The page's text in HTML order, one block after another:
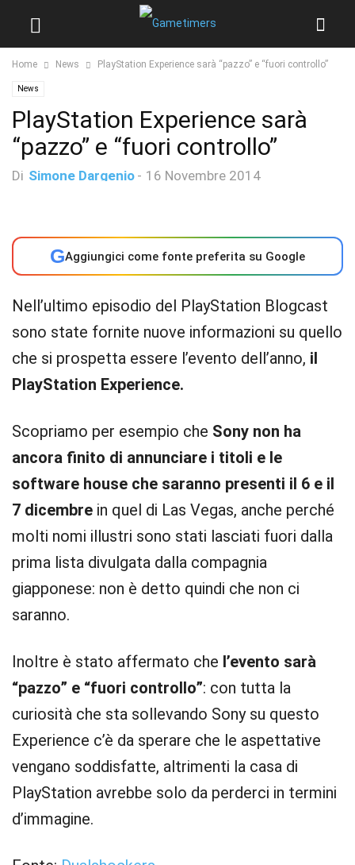
Home News PlayStation Experience sarà “pazzo” e “fuori controllo”
News
PlayStation Experience sarà
“pazzo” e “fuori controllo”
Di Simone Dargenio - 16 Novembre 2014
GAggiungici come fonte preferita su Google
Nell’ultimo episodio del PlayStation Blogcast
sono state fornite nuove informazioni su quello
che si prospetta essere l’evento dell’anno, il
PlayStation Experience.
Scopriamo per esempio che Sony non ha
ancora finito di annunciare i titoli e le
software house che saranno presenti il 6 e il
7 dicembre in quel di Las Vegas, anche perché
molti nomi illustri sono stati lasciati fuori dalla
prima lista divulgata dalla compagnia
giapponese: non è detto quindi che non ci
saranno.
Inoltre è stato affermato che l’evento sarà
“pazzo” e “fuori controllo”: con tutta la
curiosità che sta sollevando Sony su questo
Experience c’è da sperare che le aspettative
vengano soddisfatte, altrimenti la casa di
PlayStation avrebbe solo da perderci in termini
d’immagine.